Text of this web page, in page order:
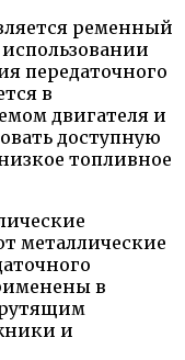
ременный
передаточного
в
двигателя и
доступную
топливное
металлические
в
и